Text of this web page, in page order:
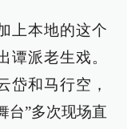
上本地的这个
谭派老生戏。
岱和马行空，
台”多次现场直